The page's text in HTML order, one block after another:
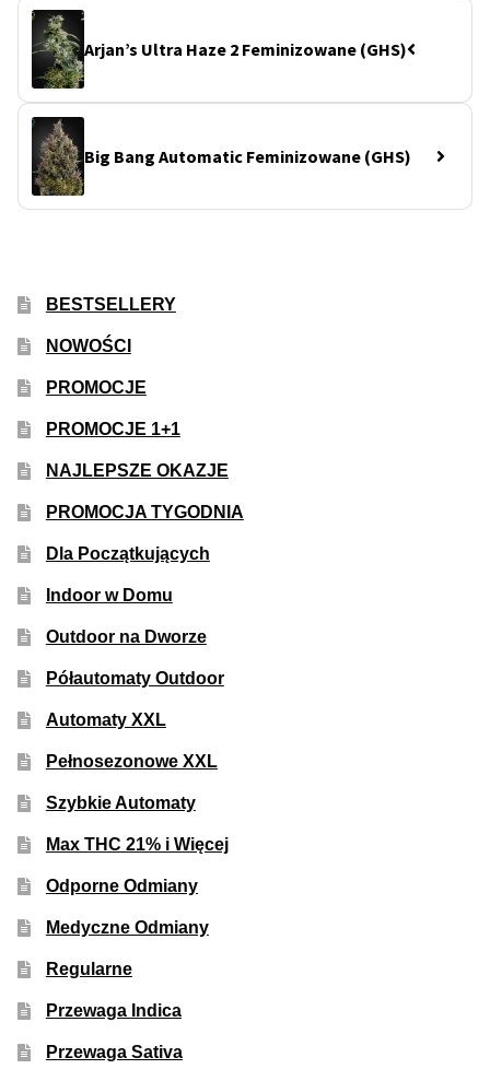
Arjan’s Ultra Haze 2 Feminizowane (GHS)
Big Bang Automatic Feminizowane (GHS)
BESTSELLERY
NOWOŚCI
PROMOCJE
PROMOCJE 1+1
NAJLEPSZE OKAZJE
PROMOCJA TYGODNIA
Dla Początkujących
Indoor w Domu
Outdoor na Dworze
Półautomaty Outdoor
Automaty XXL
Pełnosezonowe XXL
Szybkie Automaty
Max THC 21% i Więcej
Odporne Odmiany
Medyczne Odmiany
Regularne
Przewaga Indica
Przewaga Sativa